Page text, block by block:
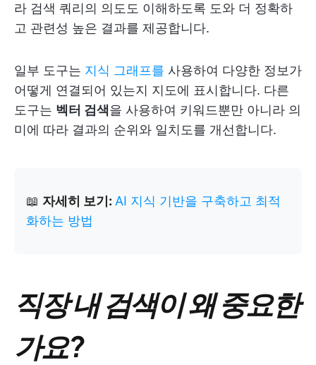
라 검색 쿼리의 의도도 이해하도록 도와 더 정확하
고 관련성 높은 결과를 제공합니다.
일부 도구는 지식 그래프를 사용하여 다양한 정보가
어떻게 연결되어 있는지 지도에 표시합니다. 다른
도구는 벡터 검색을 사용하여 키워드뿐만 아니라 의
미에 따라 결과의 순위와 일치도를 개선합니다.
📖 자세히 보기: AI 지식 기반을 구축하고 최적
화하는 방법
직장 내 검색이 왜 중요한
가요?